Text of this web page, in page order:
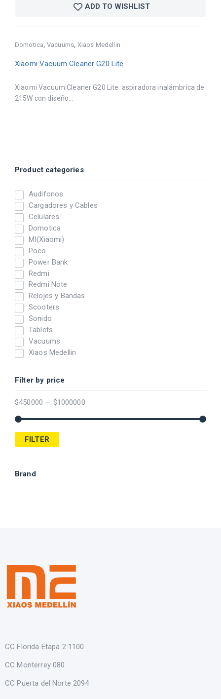
Product categories
Audifonos
Cargadores y Cables
Celulares
Domotica
MI(Xiaomi)
Poco
Power Bank
Redmi
Redmi Note
Relojes y Bandas
Scooters
Sonido
Tablets
Vacuums
Xiaos Medellin
Filter by price
$450000 — $1000000
FILTER
Brand
Domotica,Vacuums, Xiaos Medellin
Xiaomi Vacuum Cleaner G20 Lite
Xiaomi Vacuum Cleaner G20 Lite: aspiradora inalámbrica de
215W con diseño...
ADD TO WISHLIST
CC Florida Etapa 2 1100
CC Monterrey 080
CC Puerta del Norte 2094